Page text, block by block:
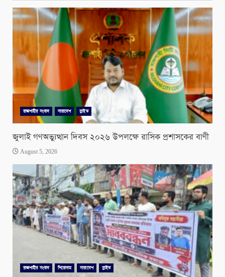
রাজশাহীর সংবাদ সারাদেশ স্লাইড
জুলাই গণঅভ্যুত্থান দিবস ২০২৬ উপলক্ষে রাসিক প্রশাসকের বাণী
August 5, 2026
রাজশাহীর সংবাদ শিরোনাম সারাদেশ স্লাইড